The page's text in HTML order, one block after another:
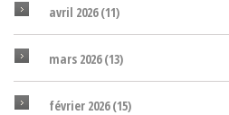
avril 2026(11)
mars 2026(13)
février 2026(15)